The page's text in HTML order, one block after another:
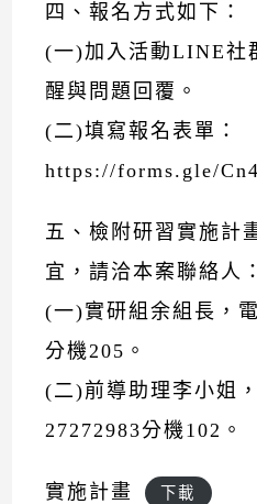
四、報名方式如下：
(一)加入活動LINE社
醒與問題回覆。
(二)填寫報名表單：
https://forms.gle/
五、檢附研習實施計
宜，請洽本案聯絡人：
(一)實研組余組長，
分機205。
(二)前導助理李小姐
27272983分機102。
實施計畫 下載